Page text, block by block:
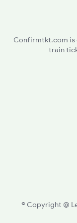
18046 Seat
HCM -
CPP - Chipurupalli
Confirmtkt.com is
train
© Copyright @